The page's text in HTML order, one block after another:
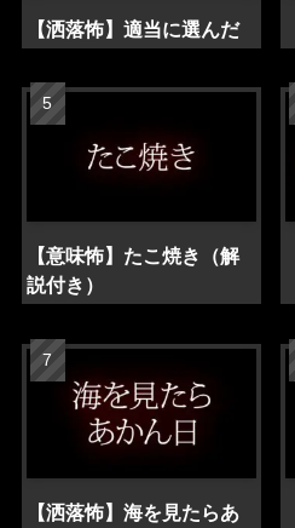
【洒落怖】適当に選んだ
【意味怖】たこ焼き（解
説付き）
【洒落怖】海を見たらあ